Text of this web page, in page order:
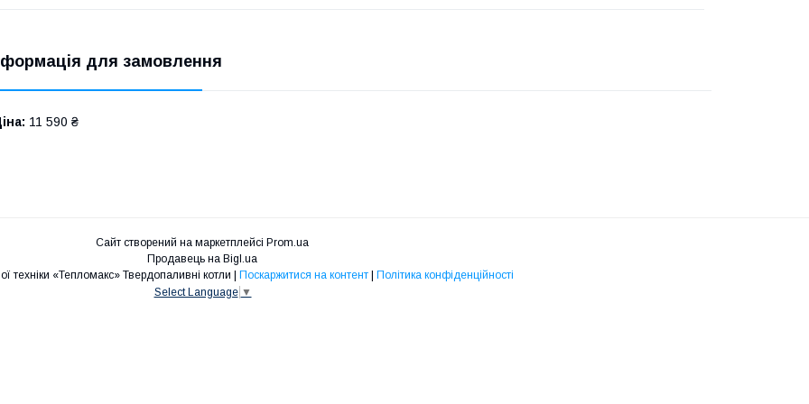
для замовлення
11 590 ₴
Сайт створений на маркетплейсі Prom.ua
Продавець на Bigl.ua
Поскаржитися на контент
Політика конфіденційності
Select Language ▼